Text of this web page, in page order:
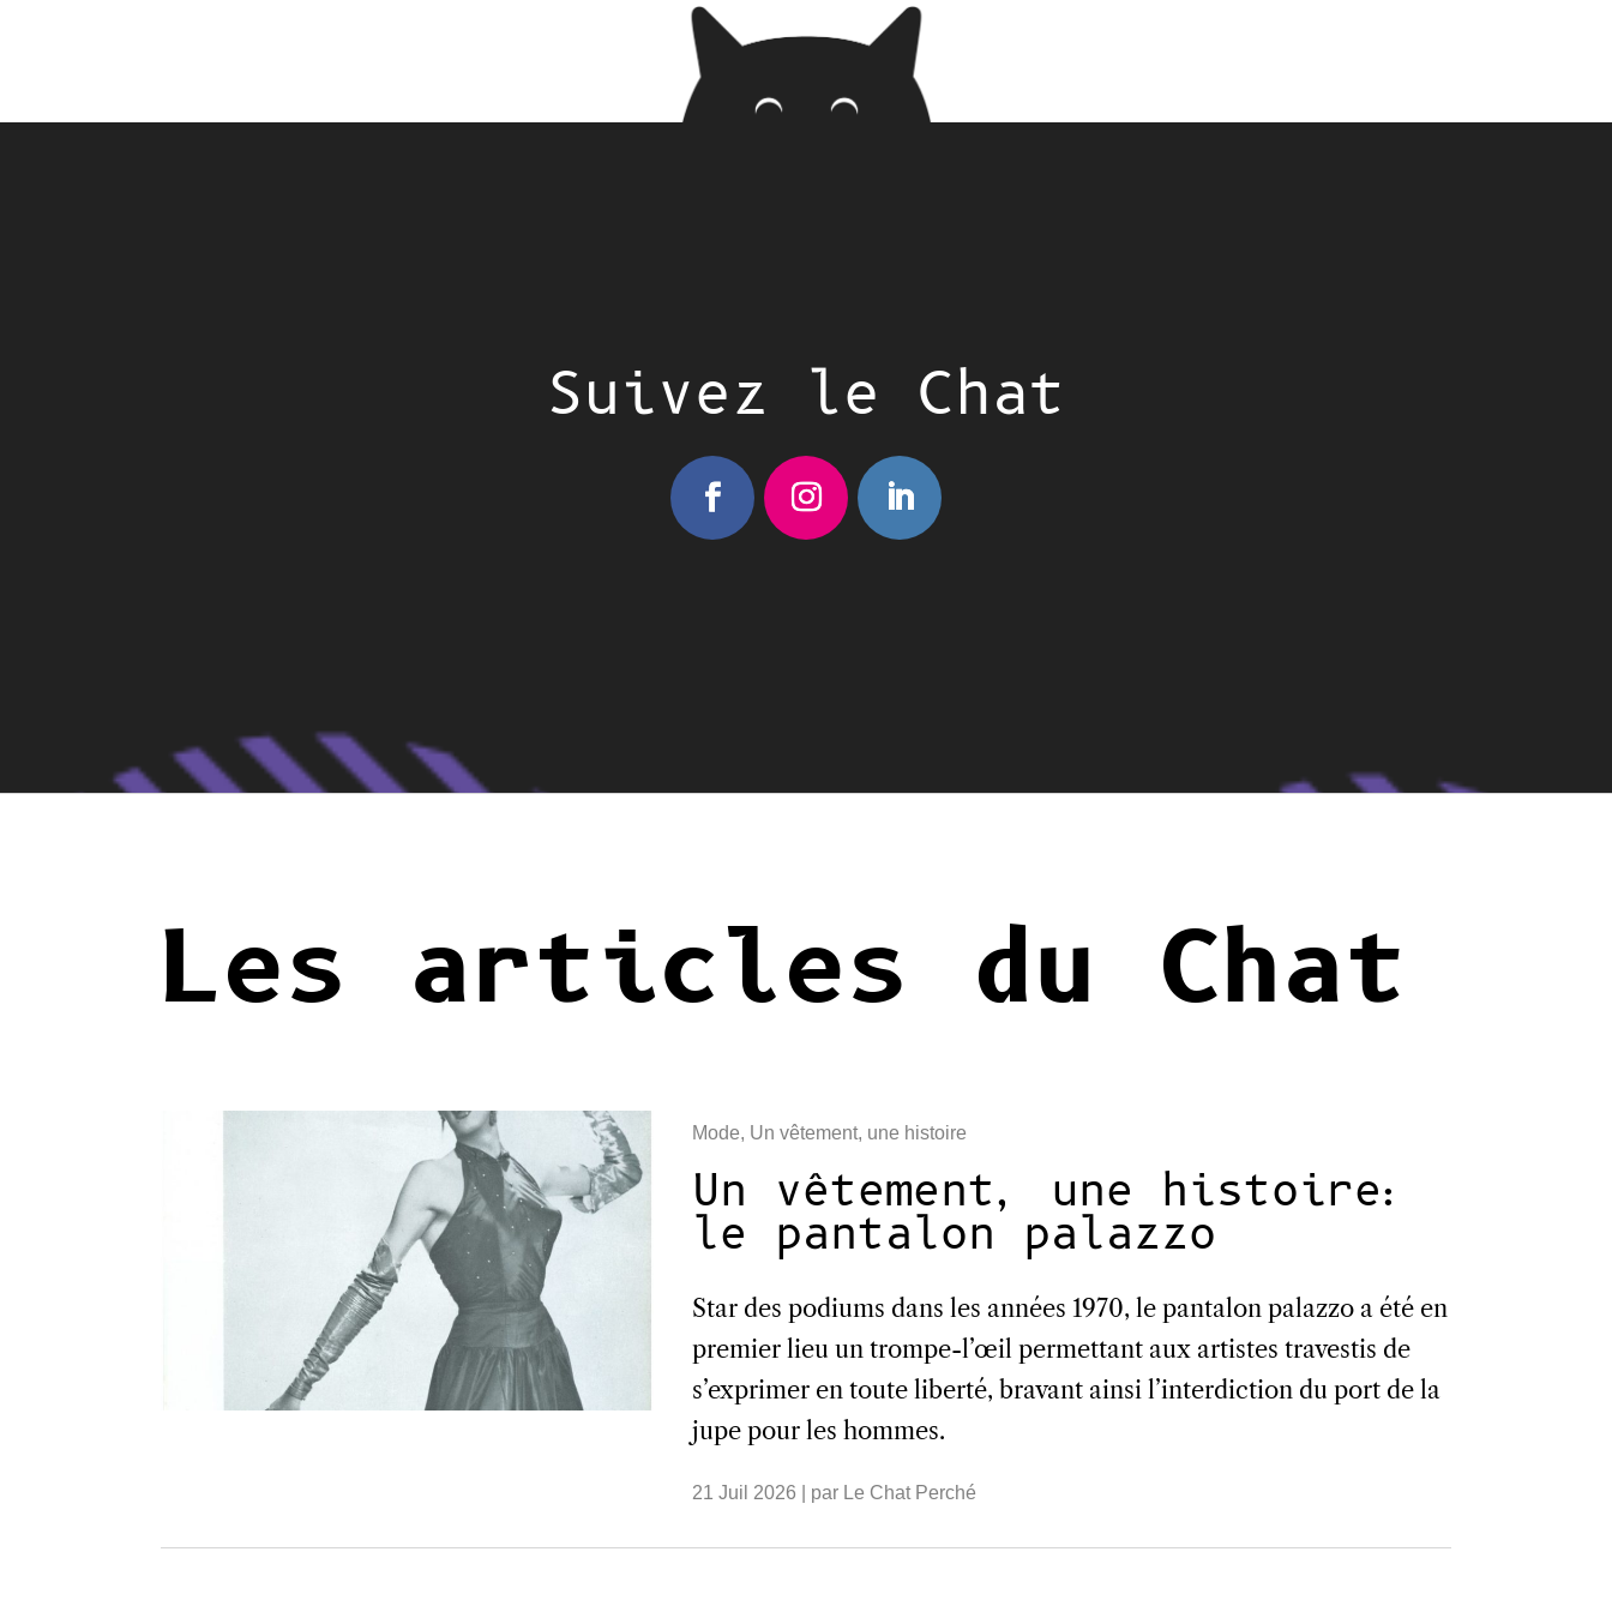
Suivez le Chat
Les articles du Chat
Mode, Un vêtement, une histoire
Un vêtement, une histoire:
le pantalon palazzo
Star des podiums dans les années 1970, le pantalon palazzo a été en
premier lieu un trompe-l’œil permettant aux artistes travestis de
s’exprimer en toute liberté, bravant ainsi l’interdiction du port de la
jupe pour les hommes.
21 Juil 2026 | par Le Chat Perché